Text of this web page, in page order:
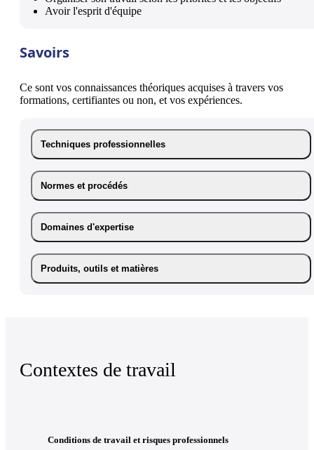
Avoir l'esprit d'équipe
Savoirs
Ce sont vos connaissances théoriques acquises à travers vos
formations, certifiantes ou non, et vos expériences.
Techniques professionnelles
Normes et procédés
Domaines d'expertise
Produits, outils et matières
Contextes de travail
Conditions de travail et risques professionnels